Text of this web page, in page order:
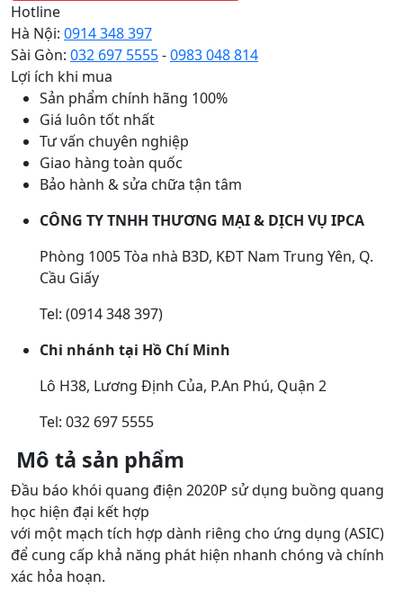
Hotline
Hà Nội: 0914 348 397
Sài Gòn: 032 697 5555-0983 048 814
Lợi ích khi mua
Sản phẩm chính hãng 100%
Giá luôn tốt nhất
Tư vấn chuyên nghiệp
Giao hàng toàn quốc
Bảo hành & sửa chữa tận tâm
CÔNG TY TNHH THƯƠNG MẠI & DỊCH VỤ IPCA
Phòng 1005 Tòa nhà B3D, KĐT Nam Trung Yên, Q.
Cầu Giấy
Tel: (0914 348 397)
Chi nhánh tại Hồ Chí Minh
Lô H38, Lương Định Của, P.An Phú, Quận 2
Tel: 032 697 5555
Mô tả sản phẩm
Đầu báo khói quang điện 2020P sử dụng buồng quang
học hiện đại kết hợp
với một mạch tích hợp dành riêng cho ứng dụng (ASIC)
để cung cấp khả năng phát hiện nhanh chóng và chính
xác hỏa hoạn.